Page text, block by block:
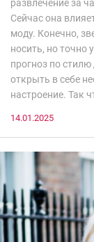
развлечение за
Сейчас она
моду. Конечно,
носить, но точно
прогноз по
открыть в себе
настроение. Так
14.01.2025